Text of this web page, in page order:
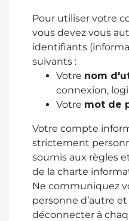
Pour utiliser votre
vous devez vous
identifiants
suivants :
Votre nom
connexion,
Votre mot de
Votre compte
strictement
soumis aux règles
de la charte
Ne communiquez
personne d’autre
déconnecter à